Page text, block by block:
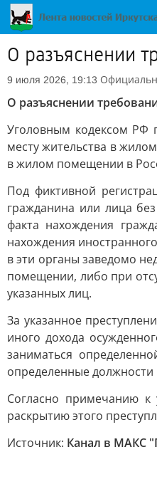
О разъяснении
9 июля 2026, 19:13
О разъяснении
Уголовным кодексом РФ
месту жительства в
в жилом помещении в
Под фиктивной
гражданина или лица
факта нахождения
нахождения
в эти органы заведомо
помещении, либо при
указанных лиц.
За указанное
иного дохода
заниматься
определенные должности
Согласно примечанию к
раскрытию этого
Источник: Канал в МАКС